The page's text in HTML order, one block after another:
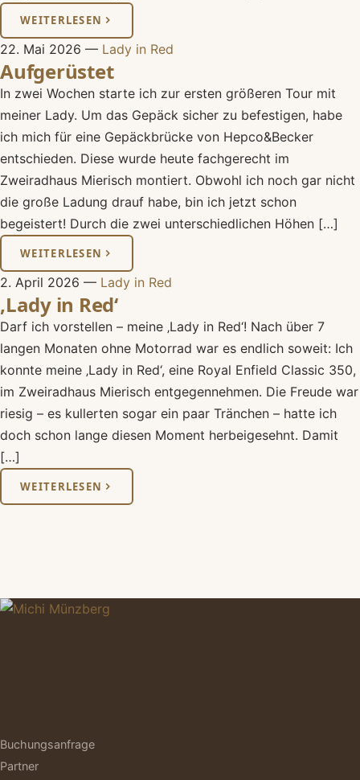
WEITERLESEN
22. Mai 2026 — Lady in Red
Aufgerüstet
In zwei Wochen starte ich zur ersten größeren Tour mit
meiner Lady. Um das Gepäck sicher zu befestigen, habe
ich mich für eine Gepäckbrücke von Hepco&Becker
entschieden. Diese wurde heute fachgerecht im
Zweiradhaus Mierisch montiert. Obwohl ich noch gar nicht
die große Ladung drauf habe, bin ich jetzt schon
begeistert! Durch die zwei unterschiedlichen Höhen […]
WEITERLESEN
2. April 2026 — Lady in Red
‚Lady in Red‘
Darf ich vorstellen – meine ‚Lady in Red‘! Nach über 7
langen Monaten ohne Motorrad war es endlich soweit: Ich
konnte meine ‚Lady in Red‘, eine Royal Enfield Classic 350,
im Zweiradhaus Mierisch entgegennehmen. Die Freude war
riesig – es kullerten sogar ein paar Tränchen – hatte ich
doch schon lange diesen Moment herbeigesehnt. Damit
[…]
WEITERLESEN
Buchungsanfrage
Partner